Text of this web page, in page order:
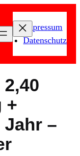
Impressum
Datenschutz
+
Jahr –